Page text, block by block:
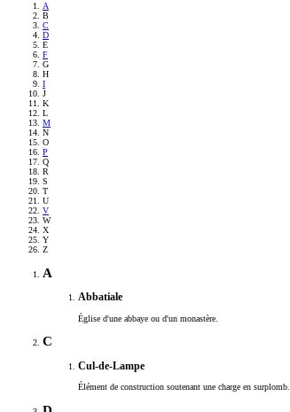
A
B
C
D
E
F
G
H
I
J
K
L
M
N
O
P
Q
R
S
T
U
V
W
X
Y
Z
A
Abbatiale
Église d'une abbaye ou d'un monastère.
C
Cul-de-Lampe
Élément de construction soutenant une charge en surplomb.